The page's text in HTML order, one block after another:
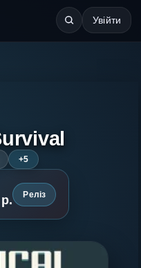
Увійти
+5
р. Реліз